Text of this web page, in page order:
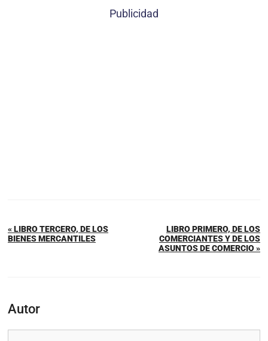
Publicidad
« LIBRO TERCERO, DE LOS
BIENES MERCANTILES
LIBRO PRIMERO, DE LOS
COMERCIANTES Y DE LOS
ASUNTOS DE COMERCIO »
Autor